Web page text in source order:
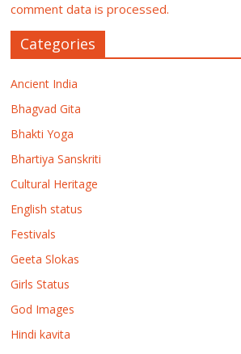
comment data is processed.
Categories
Ancient India
Bhagvad Gita
Bhakti Yoga
Bhartiya Sanskriti
Cultural Heritage
English status
Festivals
Geeta Slokas
Girls Status
God Images
Hindi kavita